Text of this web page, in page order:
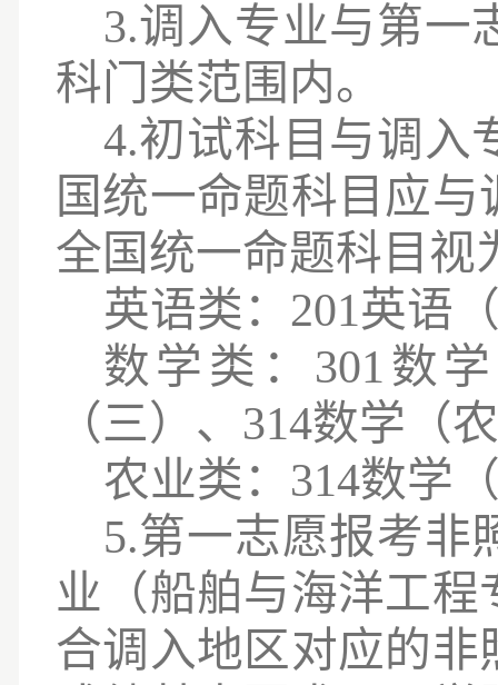
3.调入专业与第一
科门类范围内。
4.初试科目与调入
国统一命题科目应
全国统一命题科目视
英语类： 201英语
数学类： 301数
（三）、314数学（
农业类： 314数学
5.第一志愿报考非
业（船舶与海洋工程
合调入地区对应的